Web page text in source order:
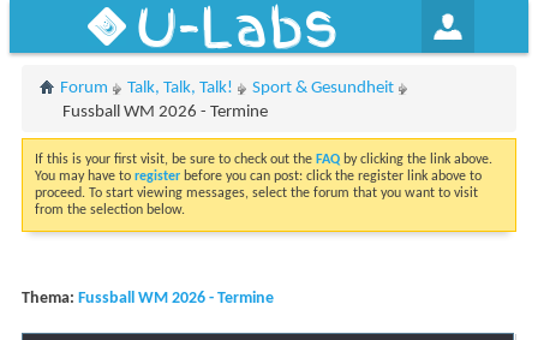
U-Labs
Forum Talk, Talk, Talk!
Sport & Gesundheit
Fussball WM 2026 - Termine
If this is your first visit, be sure to check out the FAQ by clicking the link above.
You may have to register before you can post: click the register link above to
proceed. To start viewing messages, select the forum that you want to visit
from the selection below.
Thema: Fussball WM 2026 - Termine